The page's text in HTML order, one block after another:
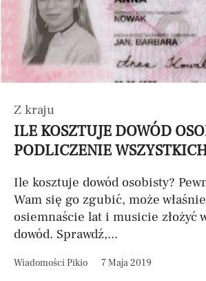
Z kraju
ILE KOSZTUJE DOWÓD
PODLICZENIE
Ile kosztuje dowód osobisty?
Wam się go zgubić, może
osiemnaście lat i musicie złożyć
dowód. Sprawdź,...
Wiadomości Pikio 7 Maja 2019